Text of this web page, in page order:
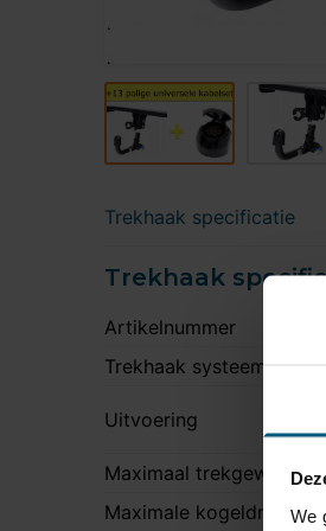
We
Trekhaak specificatie
Trekhaak
Artikelnummer
Trekhaak systeem
Uitvoering
Maximaal trekgewicht
Maximale kogeldruk